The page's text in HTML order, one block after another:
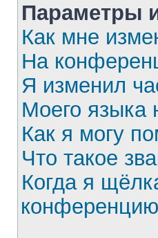
Параметры
Как мне
На
Я изменил
Моего языка
Как я могу
Что такое
Когда я